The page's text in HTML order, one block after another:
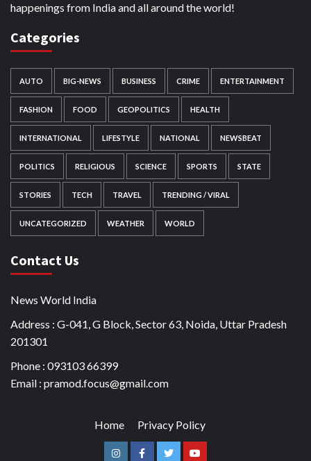
happenings from India and all around the world!
Categories
AUTO BIG-NEWS BUSINESS CRIME ENTERTAINMENT
FASHION FOOD GEOPOLITICS HEALTH
INTERNATIONAL LIFESTYLE NATIONAL NEWSBEAT
POLITICS RELIGIOUS SCIENCE SPORTS STATE
STORIES TECH TRAVEL TRENDING / VIRAL
UNCATEGORIZED WEATHER WORLD
Contact Us
News World India
Address : G-041, G Block, Sector 63, Noida, Uttar Pradesh
201301
Phone : 093103 66399
Email : pramod.focus@gmail.com
Home Privacy Policy